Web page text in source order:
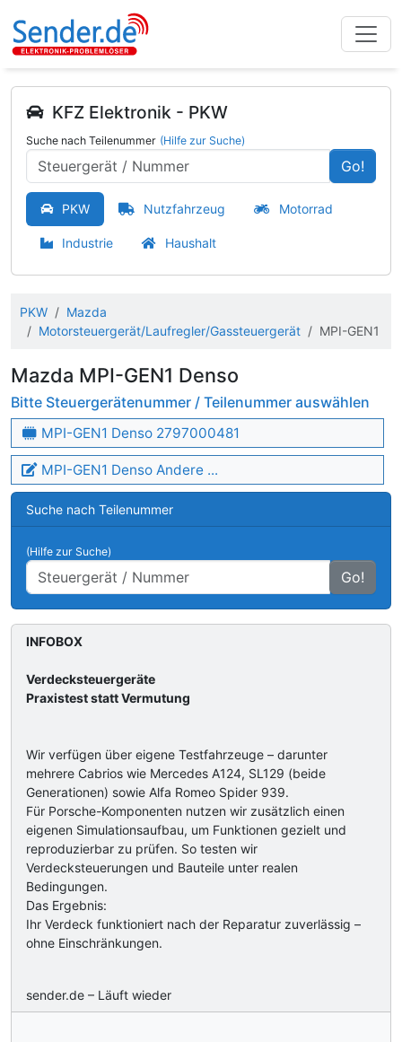
KFZ Elektronik - PKW
Suche nach Teilenummer (Hilfe zur Suche)
Go!
PKW Nutzfahrzeug Motorrad
Industrie Haushalt
PKW
Mazda
Motorsteuergerät/Laufregler/Gassteuergerät
MPI-GEN1
Mazda MPI-GEN1 Denso
Bitte Steuergerätenummer / Teilenummer auswählen
MPI-GEN1 Denso 2797000481
MPI-GEN1 Denso Andere ...
Suche nach Teilenummer
(Hilfe zur Suche)
Go!
INFOBOX
Verdecksteuergeräte
Praxistest statt Vermutung
Wir verfügen über eigene Testfahrzeuge – darunter
mehrere Cabrios wie Mercedes A124, SL129 (beide
Generationen) sowie Alfa Romeo Spider 939.
Für Porsche-Komponenten nutzen wir zusätzlich einen
eigenen Simulationsaufbau, um Funktionen gezielt und
reproduzierbar zu prüfen. So testen wir
Verdecksteuerungen und Bauteile unter realen
Bedingungen.
Das Ergebnis:
Ihr Verdeck funktioniert nach der Reparatur zuverlässig –
ohne Einschränkungen.
sender.de – Läuft wieder